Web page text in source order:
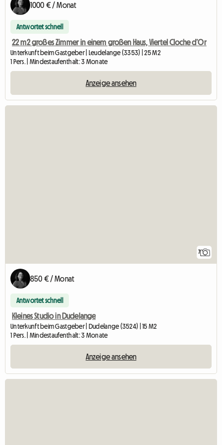
1000 € / Monat
Antwortet schnell
22 m2 großes Zimmer in einem großen Haus, Viertel Cloche d’Or
Unterkunft beim Gastgeber | Leudelange (3353) | 25 M2
1 Pers. | Mindestaufenthalt: 3 Monate
Anzeige ansehen
7
850 € / Monat
Antwortet schnell
Kleines Studio in Dudelange
Unterkunft beim Gastgeber | Dudelange (3524) | 15 M2
1 Pers. | Mindestaufenthalt: 3 Monate
Anzeige ansehen